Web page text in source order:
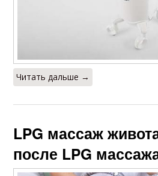
Читать дальше →
LPG массаж
после LPG